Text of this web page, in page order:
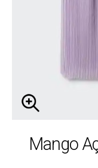
Mango